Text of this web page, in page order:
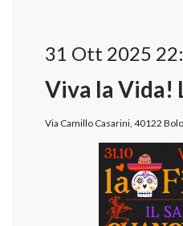
31 Ott 2025
Viva la Vida!
Via Camillo Casarini, 40122